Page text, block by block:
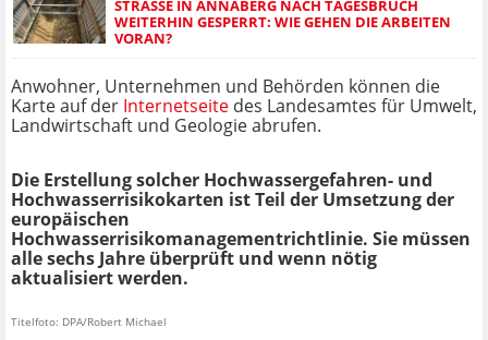
STRASSE IN ANNABERG NACH TAGESBRUCH W
EITERHIN GESPERRT: WIE GEHEN DIE ARBEITEN V
ORAN?
Anwohner, Unternehmen und Behörden können die
Karte auf der Internetseite des Landesamtes für Umwelt,
Landwirtschaft und Geologie abrufen.
Die Erstellung solcher Hochwassergefahren- und
Hochwasserrisikokarten ist Teil der Umsetzung der
europäischen
Hochwasserrisikomanagementrichtlinie. Sie müssen
alle sechs Jahre überprüft und wenn nötig
aktualisiert werden.
Titelfoto: DPA/Robert Michael